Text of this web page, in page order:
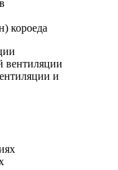
короеда
вентиляции
и